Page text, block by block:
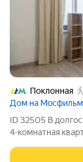
Поклонная
Дом на
ID 32505 В
4-комнатная
этаже. Квартира